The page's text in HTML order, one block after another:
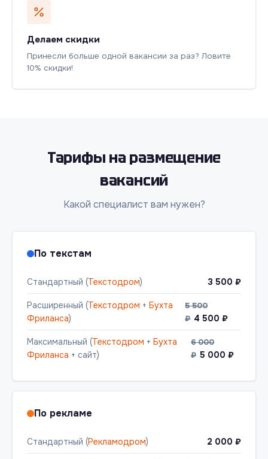
Делаем скидки
Принесли больше одной вакансии за раз? Ловите
10% скидки!
Тарифы на размещение
вакансий
Какой специалист вам нужен?
По текстам
Стандартный (Текстодром) 3 500 ₽
Расширенный (Текстодром + Бухта
Фриланса)
5 500
₽ 4 500 ₽
Максимальный (Текстодром + Бухта
Фриланса + сайт)
6 000
₽ 5 000 ₽
По рекламе
Стандартный (Рекламодром) 2 000 ₽